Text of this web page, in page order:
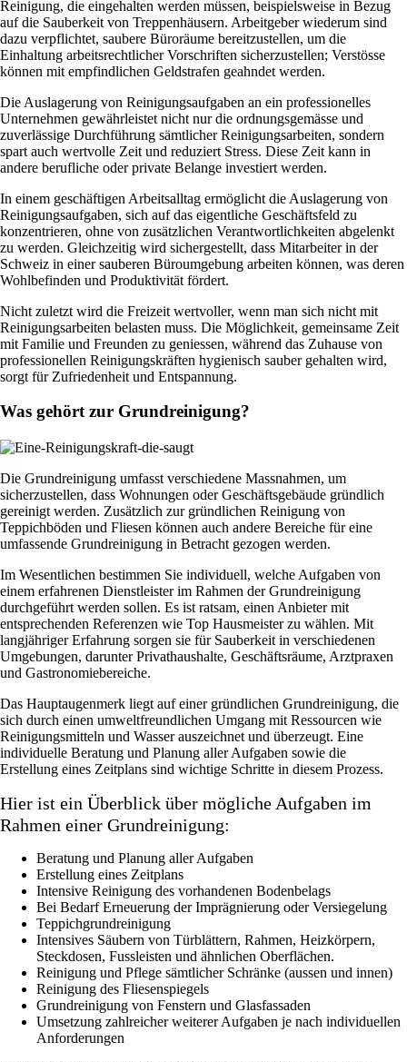
Reinigung, die eingehalten werden müssen, beispielsweise in Bezug
auf die Sauberkeit von Treppenhäusern. Arbeitgeber wiederum sind
dazu verpflichtet, saubere Büroräume bereitzustellen, um die
Einhaltung arbeitsrechtlicher Vorschriften sicherzustellen; Verstösse
können mit empfindlichen Geldstrafen geahndet werden.
Die Auslagerung von Reinigungsaufgaben an ein professionelles
Unternehmen gewährleistet nicht nur die ordnungsgemässe und
zuverlässige Durchführung sämtlicher Reinigungsarbeiten, sondern
spart auch wertvolle Zeit und reduziert Stress. Diese Zeit kann in
andere berufliche oder private Belange investiert werden.
In einem geschäftigen Arbeitsalltag ermöglicht die Auslagerung von
Reinigungsaufgaben, sich auf das eigentliche Geschäftsfeld zu
konzentrieren, ohne von zusätzlichen Verantwortlichkeiten abgelenkt
zu werden. Gleichzeitig wird sichergestellt, dass Mitarbeiter in der
Schweiz in einer sauberen Büroumgebung arbeiten können, was deren
Wohlbefinden und Produktivität fördert.
Nicht zuletzt wird die Freizeit wertvoller, wenn man sich nicht mit
Reinigungsarbeiten belasten muss. Die Möglichkeit, gemeinsame Zeit
mit Familie und Freunden zu geniessen, während das Zuhause von
professionellen Reinigungskräften hygienisch sauber gehalten wird,
sorgt für Zufriedenheit und Entspannung.
Was gehört zur Grundreinigung?
Die Grundreinigung umfasst verschiedene Massnahmen, um
sicherzustellen, dass Wohnungen oder Geschäftsgebäude gründlich
gereinigt werden. Zusätzlich zur gründlichen Reinigung von
Teppichböden und Fliesen können auch andere Bereiche für eine
umfassende Grundreinigung in Betracht gezogen werden.
Im Wesentlichen bestimmen Sie individuell, welche Aufgaben von
einem erfahrenen Dienstleister im Rahmen der Grundreinigung
durchgeführt werden sollen. Es ist ratsam, einen Anbieter mit
entsprechenden Referenzen wie Top Hausmeister zu wählen. Mit
langjähriger Erfahrung sorgen sie für Sauberkeit in verschiedenen
Umgebungen, darunter Privathaushalte, Geschäftsräume, Arztpraxen
und Gastronomiebereiche.
Das Hauptaugenmerk liegt auf einer gründlichen Grundreinigung, die
sich durch einen umweltfreundlichen Umgang mit Ressourcen wie
Reinigungsmitteln und Wasser auszeichnet und überzeugt. Eine
individuelle Beratung und Planung aller Aufgaben sowie die
Erstellung eines Zeitplans sind wichtige Schritte in diesem Prozess.
Hier ist ein Überblick über mögliche Aufgaben im
Rahmen einer Grundreinigung:
Beratung und Planung aller Aufgaben
Erstellung eines Zeitplans
Intensive Reinigung des vorhandenen Bodenbelags
Bei Bedarf Erneuerung der Imprägnierung oder Versiegelung
Teppichgrundreinigung
Intensives Säubern von Türblättern, Rahmen, Heizkörpern,
Steckdosen, Fussleisten und ähnlichen Oberflächen.
Reinigung und Pflege sämtlicher Schränke (aussen und innen)
Reinigung des Fliesenspiegels
Grundreinigung von Fenstern und Glasfassaden
Umsetzung zahlreicher weiterer Aufgaben je nach individuellen
Anforderungen